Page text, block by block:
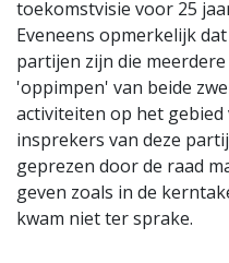
toekomstvisie voor 25
Eveneens opmerkelijk
partijen zijn die
'oppimpen' van beide
activiteiten op het gebied
insprekers van deze
geprezen door de raad
geven zoals in de
kwam niet ter sprake.